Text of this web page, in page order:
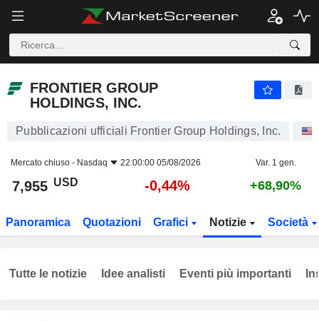
FRONTIER GROUP
HOLDINGS, INC.
Pubblicazioni ufficiali Frontier Group Holdings, Inc.
Mercato chiuso - Nasdaq 22:00:00 05/08/2026 Var. 1 gen.
7,955 USD -0,44% +68,90%
Panoramica Quotazioni Grafici Notizie Società
Tutte le notizie Idee analisti Eventi più importanti